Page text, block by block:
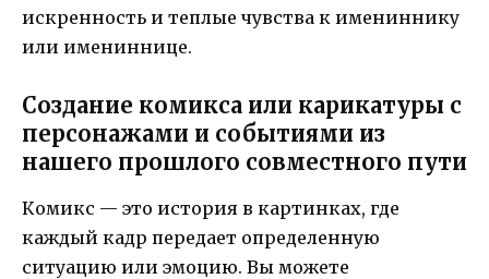
искренность и теплые чувства к имениннику
или имениннице.
Создание комикса или карикатуры с
персонажами и событиями из
нашего прошлого совместного пути
Комикс — это история в картинках, где
каждый кадр передает определенную
ситуацию или эмоцию. Вы можете